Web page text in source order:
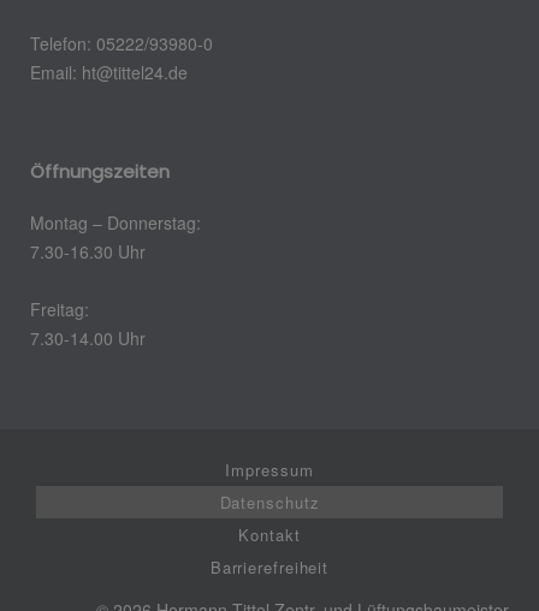
Telefon: 05222/93980-0
Email: ht@tittel24.de
Öffnungszeiten
Montag – Donnerstag:
7.30-16.30 Uhr
Freitag:
7.30-14.00 Uhr
Impressum
Datenschutz
Kontakt
Barrierefreiheit